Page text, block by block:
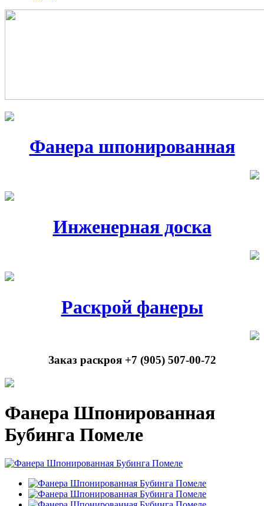
Фанера шпонированная
Инженерная доска
Раскрой фанеры
Заказ раскроя +7 (905) 507-00-72
Фанера Шпонированная
Бубинга Помеле